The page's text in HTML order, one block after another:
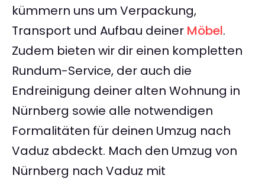
kümmern uns um Verpackung,
Transport und Aufbau deiner Möbel.
Zudem bieten wir dir einen kompletten
Rundum-Service, der auch die
Endreinigung deiner alten Wohnung in
Nürnberg sowie alle notwendigen
Formalitäten für deinen Umzug nach
Vaduz abdeckt. Mach den Umzug von
Nürnberg nach Vaduz mit